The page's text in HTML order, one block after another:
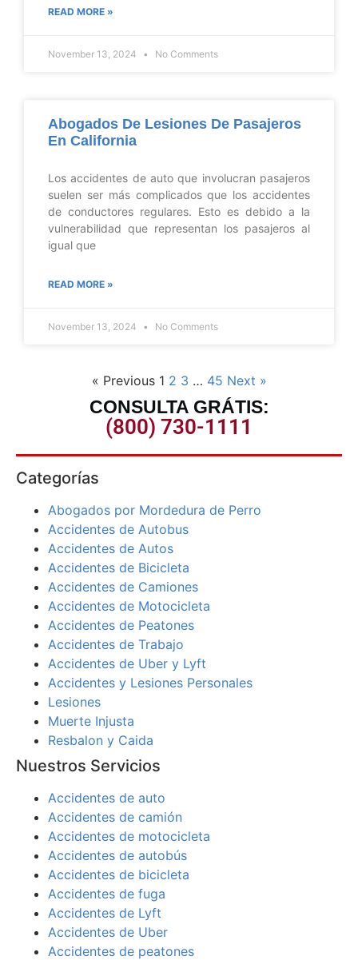
READ MORE »
November 13, 2024 No Comments
Abogados De Lesiones De Pasajeros
En California
Los accidentes de auto que involucran pasajeros
suelen ser más complicados que los accidentes
de conductores regulares. Esto es debido a la
vulnerabilidad que representan los pasajeros al
igual que
READ MORE »
November 13, 2024 No Comments
« Previous 1 2 3 … 45 Next »
CONSULTA GRÁTIS:
(800) 730-1111
Categorías
Abogados por Mordedura de Perro
Accidentes de Autobus
Accidentes de Autos
Accidentes de Bicicleta
Accidentes de Camiones
Accidentes de Motocicleta
Accidentes de Peatones
Accidentes de Trabajo
Accidentes de Uber y Lyft
Accidentes y Lesiones Personales
Lesiones
Muerte Injusta
Resbalon y Caida
Nuestros Servicios
Accidentes de auto
Accidentes de camión
Accidentes de motocicleta
Accidentes de autobús
Accidentes de bicicleta
Accidentes de fuga
Accidentes de Lyft
Accidentes de Uber
Accidentes de peatones